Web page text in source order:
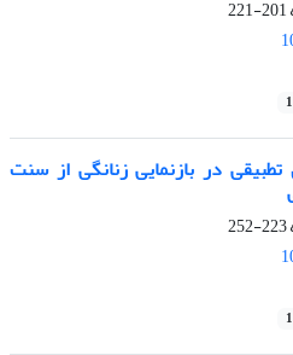
201-221
در بازنمایی زنانگی از سنت
223-252